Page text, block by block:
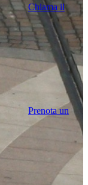
Chiama il
Prenota un